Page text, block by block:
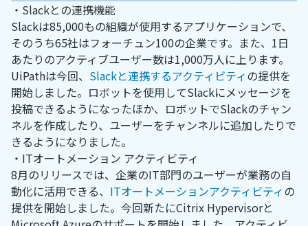
・Slackとの連携機能
Slackは85,000もの組織が使用するアプリケーションで、
そのうち65社はフォーチュン100の企業です。また、1日
あたりのアクティブユーザー数は1,000万人に上ります。
UiPathは今回、 Slackと連携するアクティビティの提供を
開始しました。ロボットを使用してSlackにメッセージを
投稿できるようになったほか、ロボットでSlackのチャン
ネルを作成したり、ユーザーをチャンネルに追加したりで
きるようになりました。
・ITオートメーション アクティビティ
8月のリリースでは、企業のIT部門のユーザーが業務の自
動化に活用できる、 ITオートメーションアクティビティの
提供を開始しました。今回新たにCitrix Hypervisorと